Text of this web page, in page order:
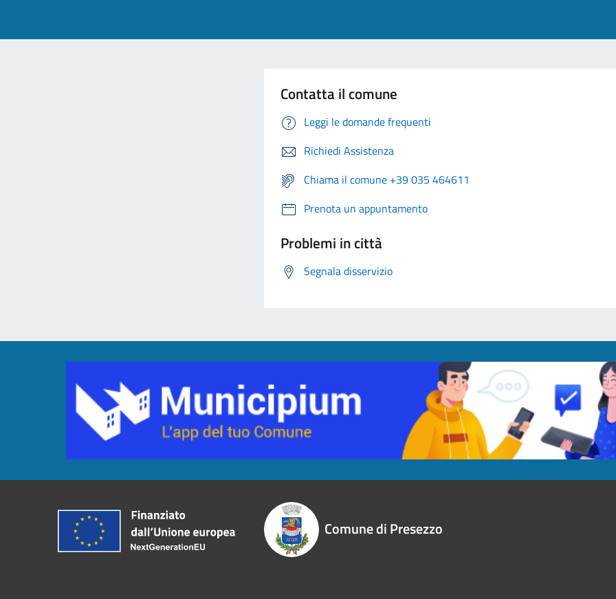
Contatta il comune
Leggi le domande frequenti
Richiedi Assistenza
Chiama il comune +39 035 464611
Prenota un appuntamento
Problemi in città
Segnala disservizio
Comune di Presezzo